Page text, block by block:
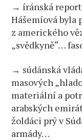
→ íránská
Hášemíová byla
z amerického
„svědkyně“…
→ súdánská
masových
materiální a
arabských
žoldáci prý v
armády…